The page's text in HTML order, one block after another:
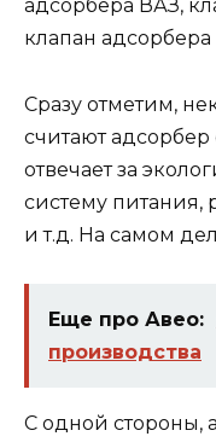
адсорбера ВАЗ,
клапан
Сразу отметим,
считают
отвечает за
систему питания,
и т.д. На самом
Еще про Авео:
производства
С одной стороны,